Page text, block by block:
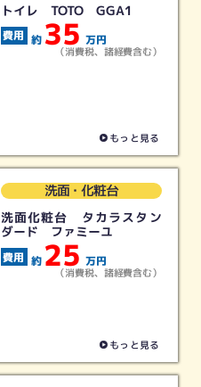
トイレ TOTO GGA1
約 35 万円
（消費税、諸経費含む）
もっと見る
洗面・化粧台
洗面化粧台 タカラスタン
ダード ファミーユ
約 25 万円
（消費税、諸経費含む）
もっと見る